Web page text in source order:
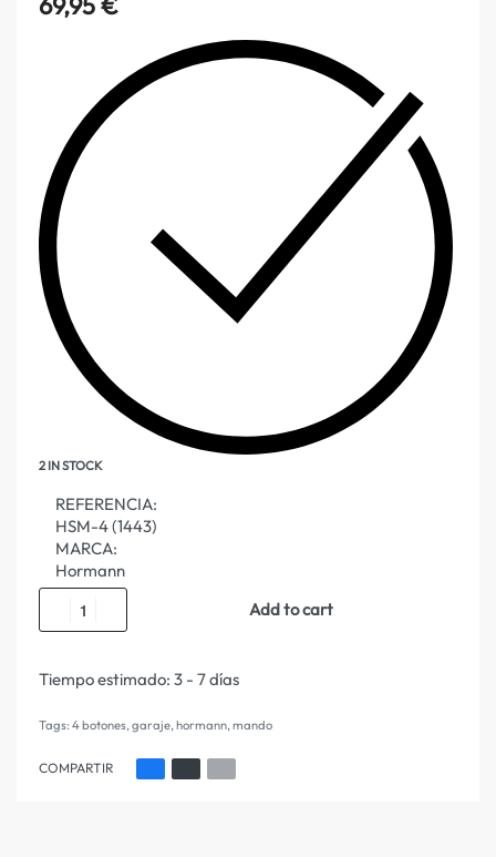
2 IN STOCK
REFERENCIA:
HSM-4 (1443)
MARCA:
Hormann
Add to cart
Tiempo estimado: 3 - 7 días
Tags: 4 botones,garaje,hormann,mando
COMPARTIR